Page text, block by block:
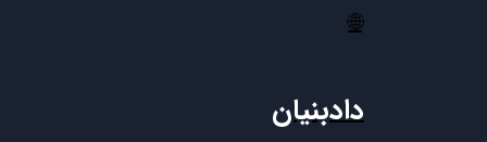
🌐
دادبنیان